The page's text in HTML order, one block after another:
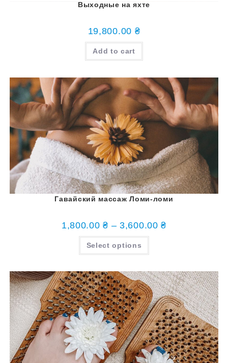
Выходные на яхте
19,800.00 ₴
Add to cart
Гавайский массаж Ломи-ломи
1,800.00₴ –3,600.00₴
Select options